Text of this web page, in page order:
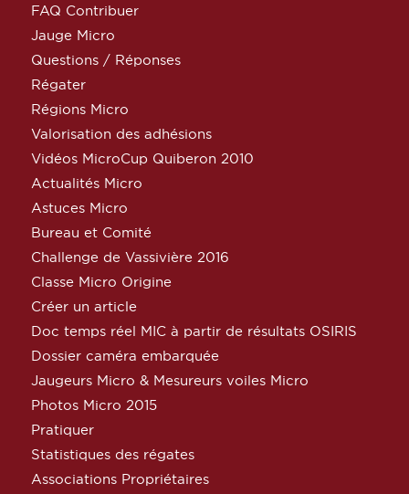
FAQ Contribuer
Jauge Micro
Questions / Réponses
Régater
Régions Micro
Valorisation des adhésions
Vidéos MicroCup Quiberon 2010
Actualités Micro
Astuces Micro
Bureau et Comité
Challenge de Vassivière 2016
Classe Micro Origine
Créer un article
Doc temps réel MIC à partir de résultats OSIRIS
Dossier caméra embarquée
Jaugeurs Micro & Mesureurs voiles Micro
Photos Micro 2015
Pratiquer
Statistiques des régates
Associations Propriétaires